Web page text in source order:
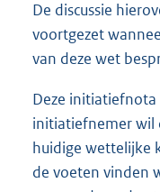
De discussie
voortgezet
van deze wet
Deze
initiatiefnemer wil
huidige wettelijke
de voeten vinden